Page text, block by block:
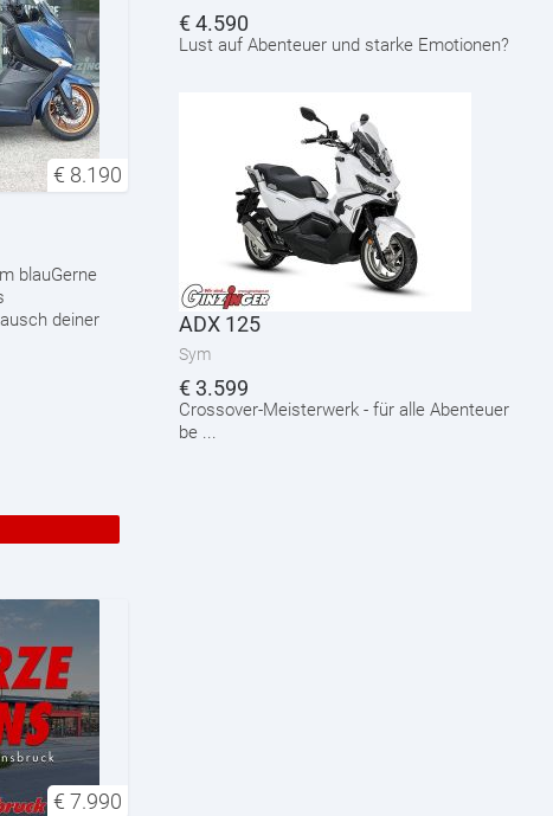
€ 8.190
blauGerne
deiner
€ 7.990
€4.590
Lust auf Abenteuer und starke Emotionen?
ADX 125
Sym
€3.599
Crossover-Meisterwerk - für alle Abenteuer
be ...